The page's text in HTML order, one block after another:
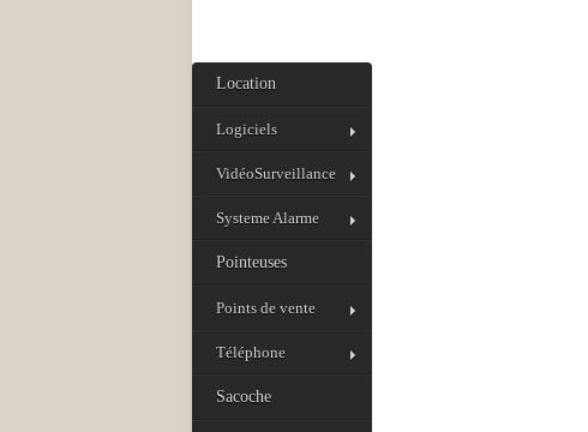
Location
Logiciels
VidéoSurveillance
Systeme Alarme
Pointeuses
Points de vente
Téléphone
Sacoche